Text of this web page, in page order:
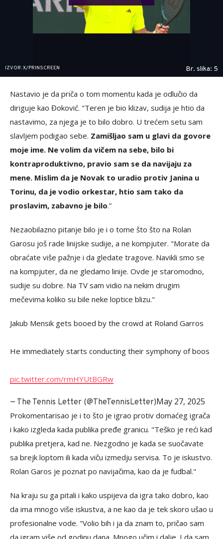
IZVOR: X/PRINSCREEN Br. slika: 5
Nastavio je da priča o tom momentu kada je odlučio da
diriguje kao Đoković. "Teren je bio klizav, sudija je htio da
nastavimo, za njega je to bilo dobro. U trećem setu sam
slavljem podigao sebe. Zamišljao sam u glavi da govore
moje ime. Ne volim da vičem na sebe, bilo bi
kontraproduktivno, pravio sam se da navijaju za
mene. Mislim da je Novak to uradio protiv Janina u
Torinu, da je vodio orkestar, htio sam tako da
proslavim, zabavno je bilo.”
Nezaobilazno pitanje bilo je i o tome što što na Rolan
Garosu još rade linijske sudije, a ne kompjuter. "Morate da
obraćate više pažnje i da gledate tragove. Navikli smo se
na kompjuter, da ne gledamo linije. Ovde je staromodno,
sudije su dobre. Na TV sam vidio na nekim drugim
mečevima koliko su bile neke loptice blizu."
Jakub Mensik gets booed by the crowd at Roland Garros
He immediately starts conducting their symphony of boos
pic.twitter.com/rmHYUtBGRw
— The Tennis Letter (@TheTennisLetter)May 27, 2025
Prokomentarisao je i to što je igrao protiv domaćeg igrača
i kako izgleda kada publika pređe granicu. "Teško je reći kad
publika pretjera, kad ne. Nezgodno je kada se suočavate
sa brejk loptom ili kada viču izmedju servisa. To je iskustvo.
Rolan Garos je poznat po navijačima, kao da je fudbal."
Na kraju su ga pitali i kako uspijeva da igra tako dobro, kao
da ima mnogo više iskustva, a ne kao da je tek skoro ušao u
profesionalne vode. "Volio bih i ja da znam to, pričao sam
da igram više od godinu dana. Mnogo učim i dalje. I da sam